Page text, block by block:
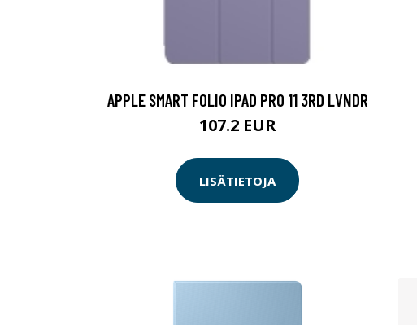
APPLE SMART FOLIO IPAD PRO 11 3RD LVNDR
107.2 EUR
LISÄTIETOJA